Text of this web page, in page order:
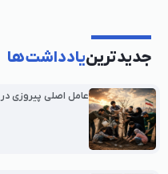
جدیدترینیادداشت‌ها
عامل اصلی پیروزی در